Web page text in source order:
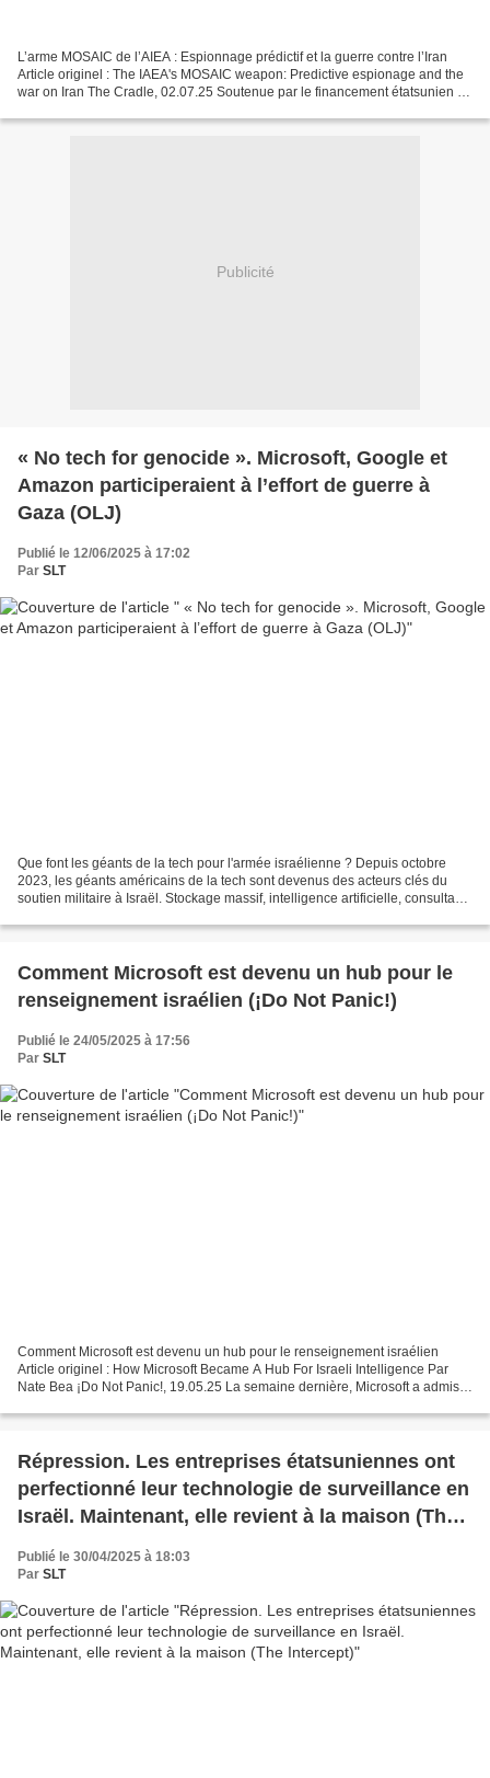
L’arme MOSAIC de l’AIEA : Espionnage prédictif et la guerre contre l’Iran
Article originel : The IAEA's MOSAIC weapon: Predictive espionage and the
war on Iran The Cradle, 02.07.25 Soutenue par le financement étatsunien et
Publicité
« No tech for genocide ». Microsoft, Google et
Amazon participeraient à l’effort de guerre à
Gaza (OLJ)
Publié le 12/06/2025 à 17:02
Par SLT
Que font les géants de la tech pour l'armée israélienne ? Depuis octobre
2023, les géants américains de la tech sont devenus des acteurs clés du
soutien militaire à Israël. Stockage massif, intelligence artificielle, consultants
Comment Microsoft est devenu un hub pour le
renseignement israélien (¡Do Not Panic!)
Publié le 24/05/2025 à 17:56
Par SLT
Comment Microsoft est devenu un hub pour le renseignement israélien
Article originel : How Microsoft Became A Hub For Israeli Intelligence Par
Nate Bea ¡Do Not Panic!, 19.05.25 La semaine dernière, Microsoft a admis
Répression. Les entreprises étatsuniennes ont
perfectionné leur technologie de surveillance en
Israël. Maintenant, elle revient à la maison (The
Publié le 30/04/2025 à 18:03
Par SLT